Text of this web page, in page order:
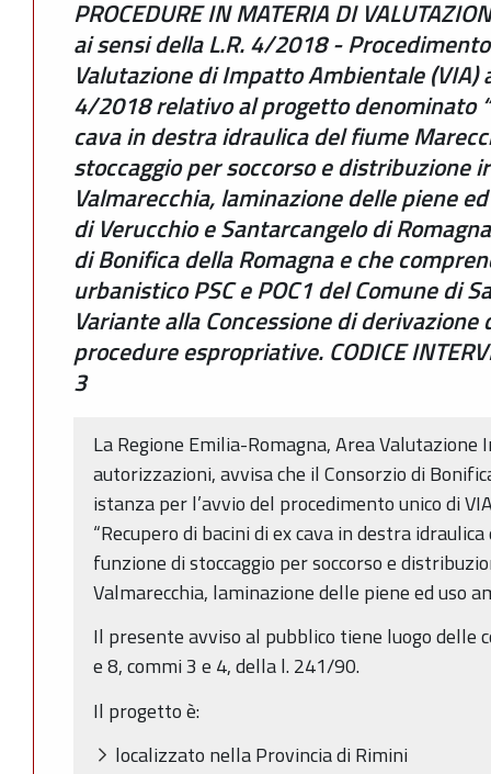
PROCEDURE IN MATERIA DI
ai sensi della L.R. 4/2018 -
Valutazione di Impatto Ambientale (VIA)
4/2018 relativo al progetto denominato
cava in destra idraulica del fiume
stoccaggio per soccorso e distribuzione
Valmarecchia, laminazione delle piene
di Verucchio e Santarcangelo di
di Bonifica della Romagna e che
urbanistico PSC e POC1 del Comune di
Variante alla Concessione di
procedure espropriative. CODICE
3
La Regione Emilia-Romagna, Area
autorizzazioni, avvisa che il Consorzio di
istanza per l’avvio del procedimento unico di
“Recupero di bacini di ex cava in destra
funzione di stoccaggio per soccorso e
Valmarecchia, laminazione delle piene ed uso
Il presente avviso al pubblico tiene luogo delle
e 8, commi 3 e 4, della l. 241/90.
Il progetto è:
localizzato nella Provincia di Rimini